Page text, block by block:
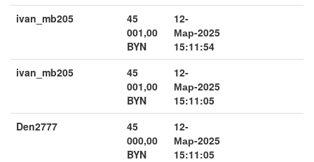
ivan_mb205
45
001,00
BYN
12-
Мар-2025
15:11:54
ivan_mb205
45
001,00
BYN
12-
Мар-2025
15:11:05
Den2777
45
000,00
BYN
12-
Мар-2025
15:11:05